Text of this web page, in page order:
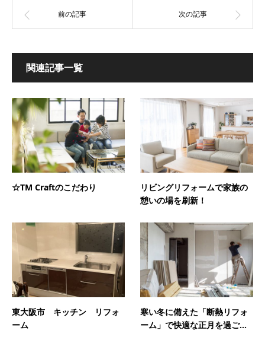
関連記事一覧
☆TM Craftのこだわり
リビングリフォームで家族の
憩いの場を刷新！
東大阪市 キッチン リフォ
ーム
寒い冬に備えた「断熱リフォ
ーム」で快適な正月を過ご...